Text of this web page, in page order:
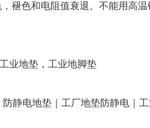
褪色和电阻值衰退。不能用高温
业地垫，工业地脚垫
静电地垫｜工厂地垫防静电｜